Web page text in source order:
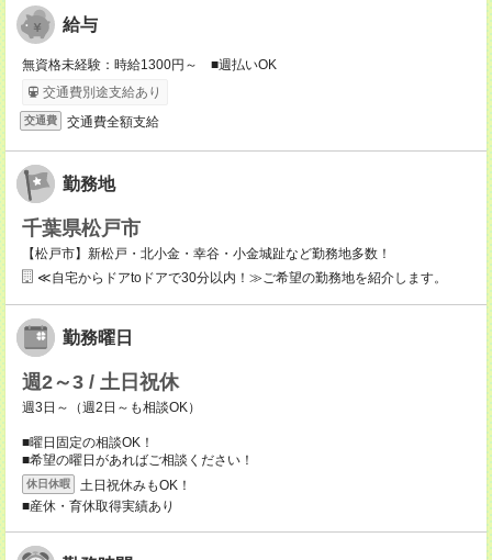
給与
無資格未経験：時給1300円～ ■週払いOK
交通費別途支給あり
交通費 交通費全額支給
勤務地
千葉県松戸市
【松戸市】新松戸・北小金・幸谷・小金城趾など勤務地多数！
≪自宅からドアtoドアで30分以内！≫ご希望の勤務地を紹介します。
勤務曜日
週2～3 / 土日祝休
週3日～（週2日～も相談OK）
■曜日固定の相談OK！
■希望の曜日があればご相談ください！
休日休暇
土日祝休みもOK！
■産休・育休取得実績あり